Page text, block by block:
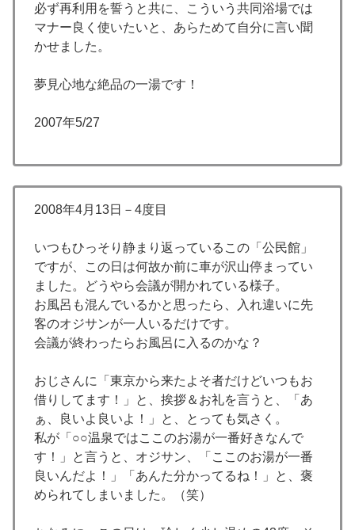
必ず再利用を誓うと共に、こういう共同浴場では
マナー良く使いたいと、あらためて自分に言い聞
かせました。
夢見心地な絶品の一湯です！
2007年5/27
2008年4月13日－4度目
いつもひっそり静まり返っているこの「公民館」
ですが、この日は何故か前に車が沢山停まってい
ました。どうやら会議が開かれている様子。
お風呂も混んでいるかと思ったら、入れ違いに先
客のオジサンが一人いるだけです。
会議が終わったらお風呂に入るのかな？
おじさんに「東京から来たよそ者だけどいつもお
借りしてます！」と、挨拶＆お礼を言うと、「あ
ぁ、良いよ良いよ！」と、とっても気さく。
私が「○○温泉ではここのお湯が一番好きなんで
す！」と言うと、オジサン、「ここのお湯が一番
良いんだよ！」「あんた分かってるね！」と、褒
められてしまいました。（笑）